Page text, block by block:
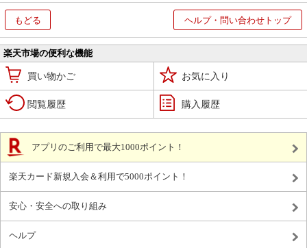
もどる ヘルプ・問い合わせトップ
楽天市場の便利な機能
買い物かご お気に入り
閲覧履歴 購入履歴
アプリのご利用で最大1000ポイント！
楽天カード新規入会＆利用で5000ポイント！
安心・安全への取り組み
ヘルプ